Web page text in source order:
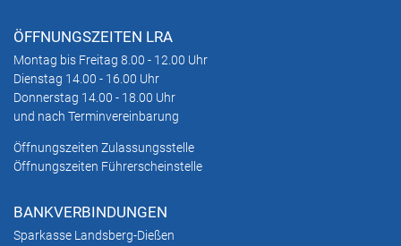
ÖFFNUNGSZEITEN LRA
Montag bis Freitag 8.00 - 12.00 Uhr
Dienstag 14.00 - 16.00 Uhr
Donnerstag 14.00 - 18.00 Uhr
und nach Terminvereinbarung
Öffnungszeiten Zulassungsstelle
Öffnungszeiten Führerscheinstelle
BANKVERBINDUNGEN
Sparkasse Landsberg-Dießen